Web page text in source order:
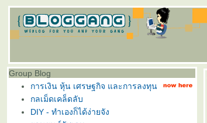
Group Blog
การเงิน หุ้น เศรษฐกิจ และการลงทุน
กลเม็ดเคล็ดลับ
DIY - ทำเองก็ได้ง่ายจัง